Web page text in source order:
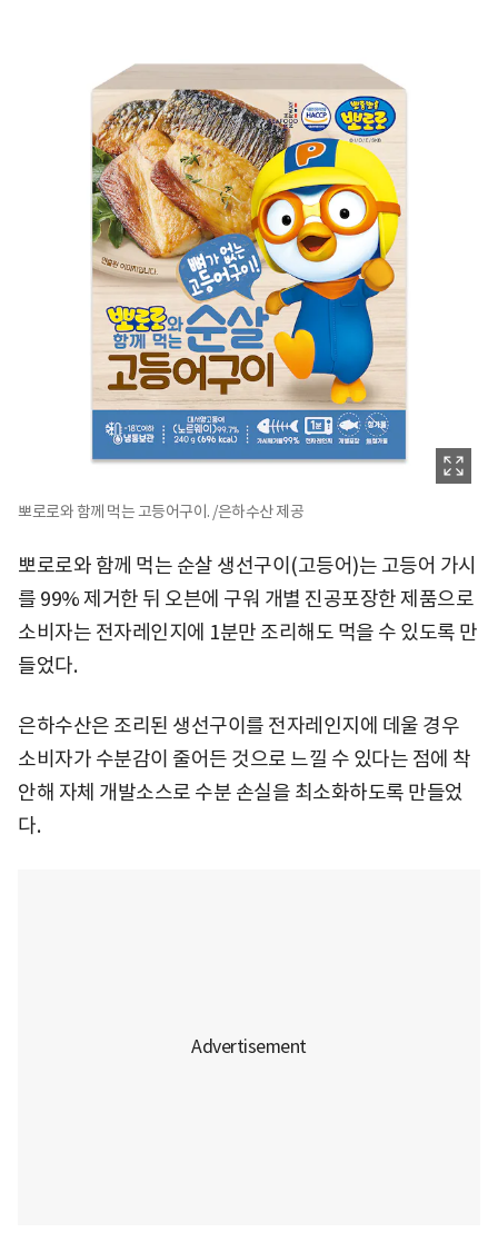
뽀로로와 함께 먹는 고등어구이. /은하수산 제공
뽀로로와 함께 먹는 순살 생선구이(고등어)는 고등어 가시
를 99% 제거한 뒤 오븐에 구워 개별 진공포장한 제품으로
소비자는 전자레인지에 1분만 조리해도 먹을 수 있도록 만
들었다.
은하수산은 조리된 생선구이를 전자레인지에 데울 경우
소비자가 수분감이 줄어든 것으로 느낄 수 있다는 점에 착
안해 자체 개발소스로 수분 손실을 최소화하도록 만들었
다.